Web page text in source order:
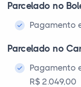
Parcelado no
Pagamento
Parcelado no
Pagamento
R$ 2.049,00